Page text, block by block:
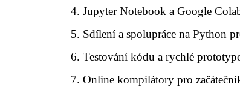
Jupyter Notebook a Google
Sdílení a spolupráce na Python
Testování kódu a rychlé
Online kompilátory pro